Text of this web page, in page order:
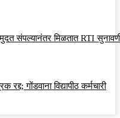
संपल्यानंतर मिळतात RTI
गोंडवाना विद्यापीठ कर्मचारी